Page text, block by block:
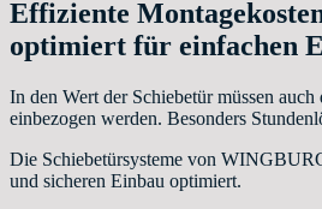
Effiziente
optimiert für einfachen
In den Wert der Schiebetür müssen
einbezogen werden. Besonders
Die Schiebetürsysteme von
und sicheren Einbau optimiert.